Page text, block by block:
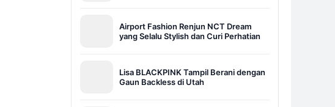
Airport Fashion Renjun NCT Dream
yang Selalu Stylish dan Curi Perhatian
Lisa BLACKPINK Tampil Berani dengan
Gaun Backless di Utah